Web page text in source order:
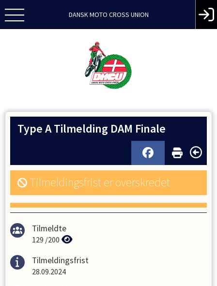
DANSK MOTO CROSS UNION
Type A Tilmelding DAM Finale
Tilmeldingsfrist er overskredet
Tilmeldte
129 /200
Tilmeldingsfrist
28.09.2024